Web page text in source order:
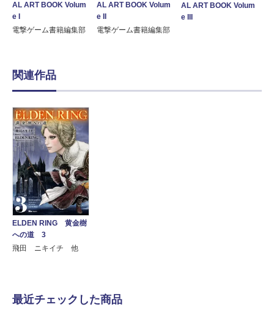
AL ART BOOK Volum
e I
電撃ゲーム書籍編集部
AL ART BOOK Volum
e II
電撃ゲーム書籍編集部
AL ART BOOK Volum
e III
関連作品
ELDEN RING 黄金樹
への道 3
飛田 ニキイチ 他
最近チェックした商品